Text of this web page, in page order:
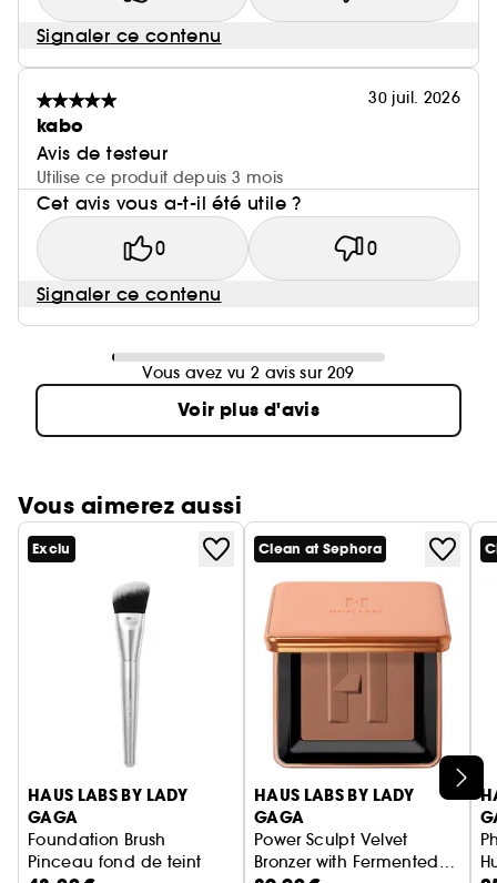
Signaler ce contenu
30 juil. 2026
kabo
Avis de testeur
Utilise ce produit depuis 3 mois
Cet avis vous a-t-il été utile ?
0 0
Signaler ce contenu
Vous avez vu 2 avis sur 209
Voir plus d'avis
Vous aimerez aussi
Exclu
HAUS LABS BY LADY
GAGA
Foundation Brush
Pinceau fond de teint
Clean at Sephora
HAUS LABS BY LADY
GAGA
Power Sculpt Velvet
Bronzer with Fermented